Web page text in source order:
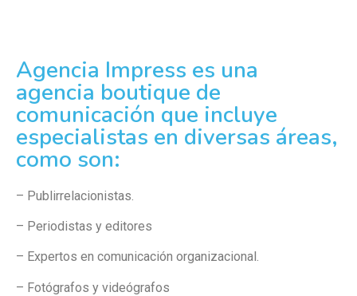
Agencia Impress es una
agencia boutique de
comunicación que incluye
especialistas en diversas áreas,
como son:
– Publirrelacionistas.
– Periodistas y editores
– Expertos en comunicación organizacional.
– Fotógrafos y videógrafos